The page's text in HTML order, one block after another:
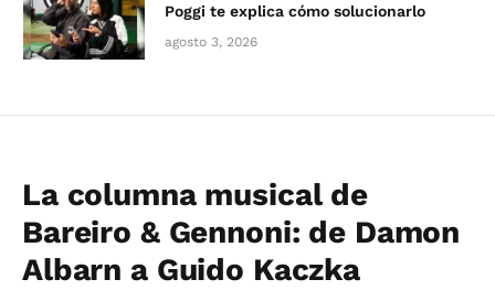
Poggi te explica cómo solucionarlo
agosto 3, 2026
La columna musical de
Bareiro & Gennoni: de Damon
Albarn a Guido Kaczka